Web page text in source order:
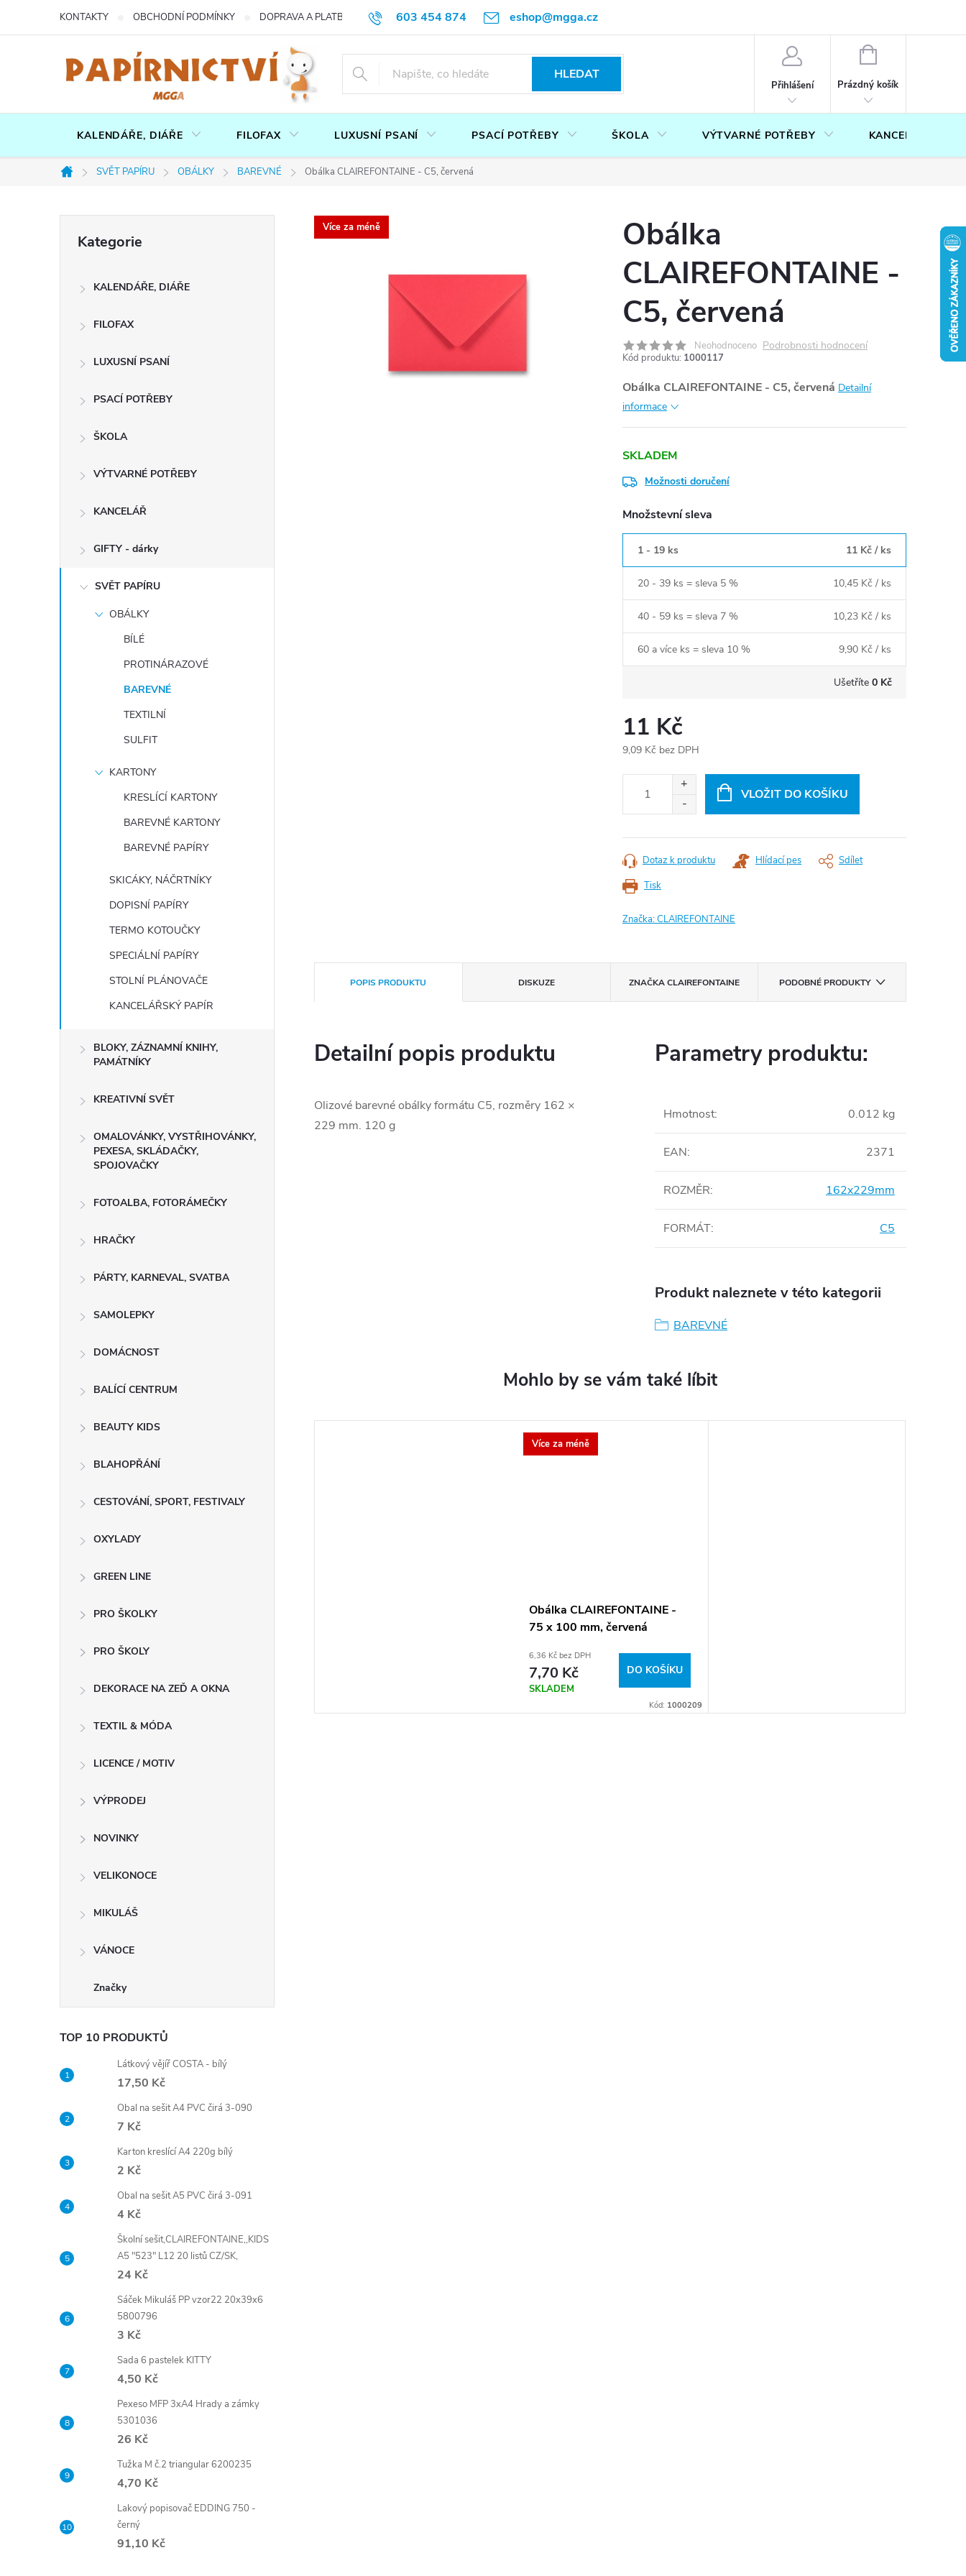
603 454 874 eshop@mgga.cz
KONTAKTY OBCHODNÍ PODMÍNKY DOPRAVA A PLATBA DOTAZ PODMÍNKY OCHRANY OSOBNÍCH ÚDAJŮ
HLEDAT
Přihlášení
NÁKUPNÍ
Prázdný košík
KALENDÁŘE, DIÁŘE FILOFAX LUXUSNÍ PSANÍ PSACÍ POTŘEBY ŠKOLA VÝTVARNÉ POTŘEBY KANCELÁŘ
Domů
SVĚT PAPÍRU OBÁLKY BAREVNÉ Obálka CLAIREFONTAINE - C5, červená
kategorie
Kategorie
KALENDÁŘE, DIÁŘE
FILOFAX
LUXUSNÍ PSANÍ
PSACÍ POTŘEBY
ŠKOLA
VÝTVARNÉ POTŘEBY
KANCELÁŘ
GIFTY - dárky
SVĚT PAPÍRU
OBÁLKY
BÍLÉ
PROTINÁRAZOVÉ
BAREVNÉ
TEXTILNÍ
SULFIT
KARTONY
KRESLÍCÍ KARTONY
BAREVNÉ KARTONY
BAREVNÉ PAPÍRY
SKICÁKY, NÁČRTNÍKY
DOPISNÍ PAPÍRY
TERMO KOTOUČKY
SPECIÁLNÍ PAPÍRY
STOLNÍ PLÁNOVAČE
KANCELÁŘSKÝ PAPÍR
BLOKY, ZÁZNAMNÍ KNIHY,
PAMÁTNÍKY
KREATIVNÍ SVĚT
OMALOVÁNKY, VYSTŘIHOVÁNKY,
PEXESA, SKLÁDAČKY,
SPOJOVAČKY
FOTOALBA, FOTORÁMEČKY
HRAČKY
PÁRTY, KARNEVAL, SVATBA
SAMOLEPKY
DOMÁCNOST
BALÍCÍ CENTRUM
BEAUTY KIDS
BLAHOPŘÁNÍ
CESTOVÁNÍ, SPORT, FESTIVALY
OXYLADY
GREEN LINE
PRO ŠKOLKY
PRO ŠKOLY
DEKORACE NA ZEĎ A OKNA
TEXTIL & MÓDA
LICENCE / MOTIV
VÝPRODEJ
NOVINKY
VELIKONOCE
MIKULÁŠ
VÁNOCE
Značky
TOP 10 PRODUKTŮ
Látkový vějíř COSTA - bílý
17,50 Kč
Obal na sešit A4 PVC čirá 3-090
7 Kč
Karton kreslící A4 220g bílý
2 Kč
Obal na sešit A5 PVC čirá 3-091
4 Kč
Školní sešit,CLAIREFONTAINE,,KIDS
A5 "523" L12 20 listů CZ/SK,
24 Kč
Sáček Mikuláš PP vzor22 20x39x6
5800796
3 Kč
Sada 6 pastelek KITTY
4,50 Kč
Pexeso MFP 3xA4 Hrady a zámky
5301036
26 Kč
Tužka M č.2 triangular 6200235
4,70 Kč
Lakový popisovač EDDING 750 -
černý
91,10 Kč
Více za méně
Obálka
CLAIREFONTAINE -
C5, červená
Neohodnoceno Podrobnosti hodnocení
Kód produktu: 1000117
Obálka CLAIREFONTAINE - C5, červená Detailní
informace
SKLADEM
Možnosti doručení
Množstevní sleva
1 - 19 ks 11 Kč / ks
20 - 39 ks = sleva 5 % 10,45 Kč / ks
40 - 59 ks = sleva 7 % 10,23 Kč / ks
60 a více ks = sleva 10 % 9,90 Kč / ks
Ušetříte 0 Kč
11 Kč
9,09 Kč bez DPH
VLOŽIT DO KOŠÍKU
Tisk
Dotaz k produktu Hlídací pes Sdílet
Značka:CLAIREFONTAINE
POPIS PRODUKTU DISKUZE ZNAČKACLAIREFONTAINE PODOBNÉ PRODUKTY
Detailní popis produktu
Olizové barevné obálky formátu C5, rozměry 162 ×
229 mm. 120 g
Parametry produktu:
Hmotnost: 0.012 kg
EAN: 2371
ROZMĚR: 162x229mm
FORMÁT: C5
Produkt naleznete v této kategorii
BAREVNÉ
Více za méně
Obálka CLAIREFONTAINE -
75 x 100 mm, červená
6,36 Kč bez DPH
7,70 Kč
SKLADEM
DO KOŠÍKU
Kód: 1000209